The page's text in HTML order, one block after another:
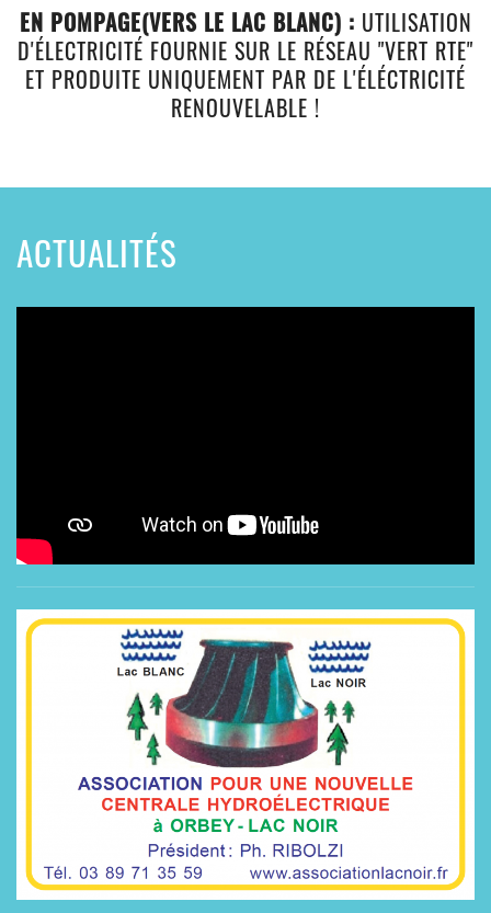
EN POMPAGE(VERS LE LAC BLANC) : UTILISATION
D'ÉLECTRICITÉ FOURNIE SUR LE RÉSEAU "VERT RTE"
ET PRODUITE UNIQUEMENT PAR DE L'ÉLÉCTRICITÉ
RENOUVELABLE !
ACTUALITÉS